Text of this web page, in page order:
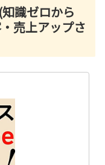
識ゼロから
売上アップさ